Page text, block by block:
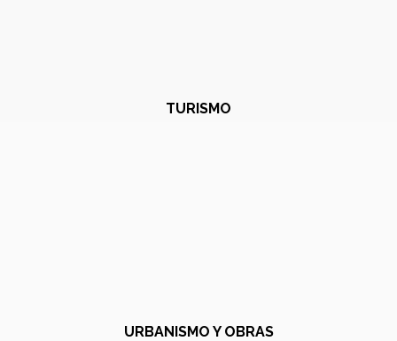
TURISMO
URBANISMO Y OBRAS